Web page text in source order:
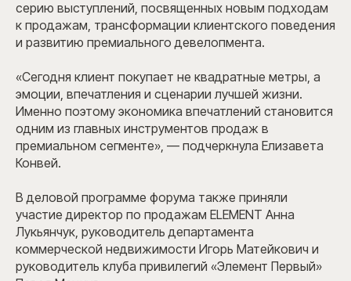
серию выступлений, посвященных новым подходам
к продажам, трансформации клиентского поведения
и развитию премиального девелопмента.
«Сегодня клиент покупает не квадратные метры, а
эмоции, впечатления и сценарии лучшей жизни.
Именно поэтому экономика впечатлений становится
одним из главных инструментов продаж в
премиальном сегменте», — подчеркнула Елизавета
Конвей.
В деловой программе форума также приняли
участие директор по продажам ELEMENT Анна
Лукьянчук, руководитель департамента
коммерческой недвижимости Игорь Матейкович и
руководитель клуба привилегий «Элемент Первый»